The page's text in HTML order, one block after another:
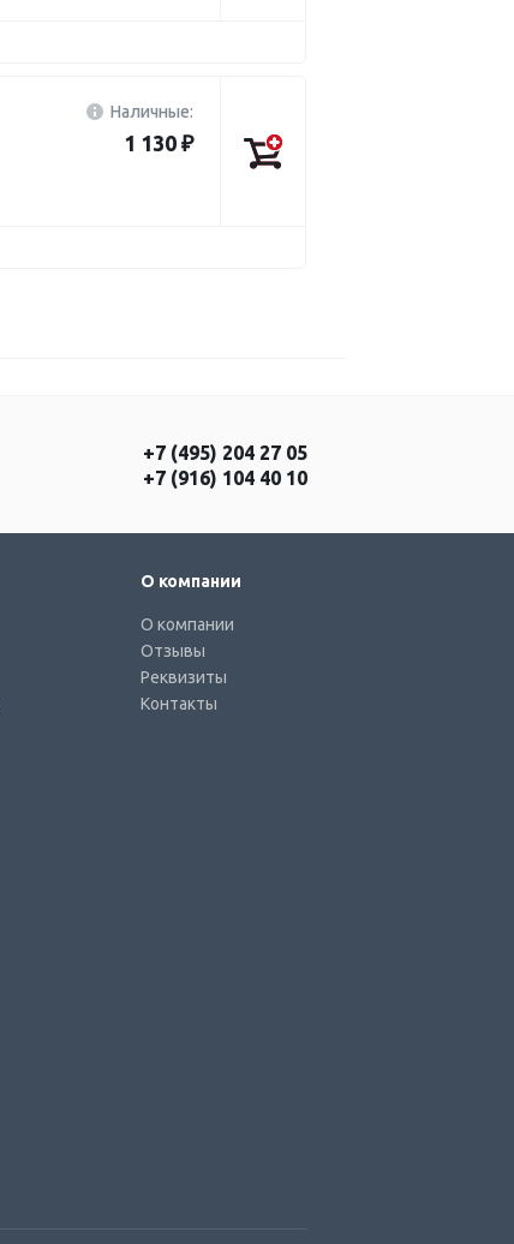
Наличные:
1 130 ₽
+7 (495) 204 27 05
+7 (916) 104 40 10
О компании
О компании
Отзывы
Реквизиты
Контакты